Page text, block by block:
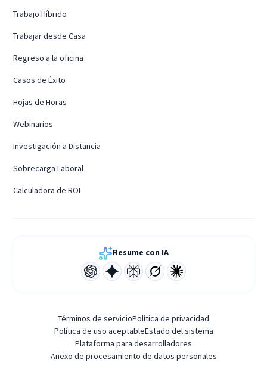
Trabajo Híbrido
Trabajar desde Casa
Regreso a la oficina
Casos de Éxito
Hojas de Horas
Webinarios
Investigación a Distancia
Sobrecarga Laboral
Calculadora de ROI
Resume con IA
Términos de servicioPolítica de privacidad
Política de uso aceptableEstado del sistema
Plataforma para desarrolladores
Anexo de procesamiento de datos personales